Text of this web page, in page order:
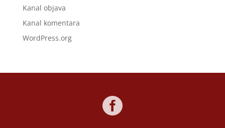
Kanal objava
Kanal komentara
WordPress.org
